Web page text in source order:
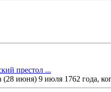
престол ...
июня) 9 июля 1762 года,